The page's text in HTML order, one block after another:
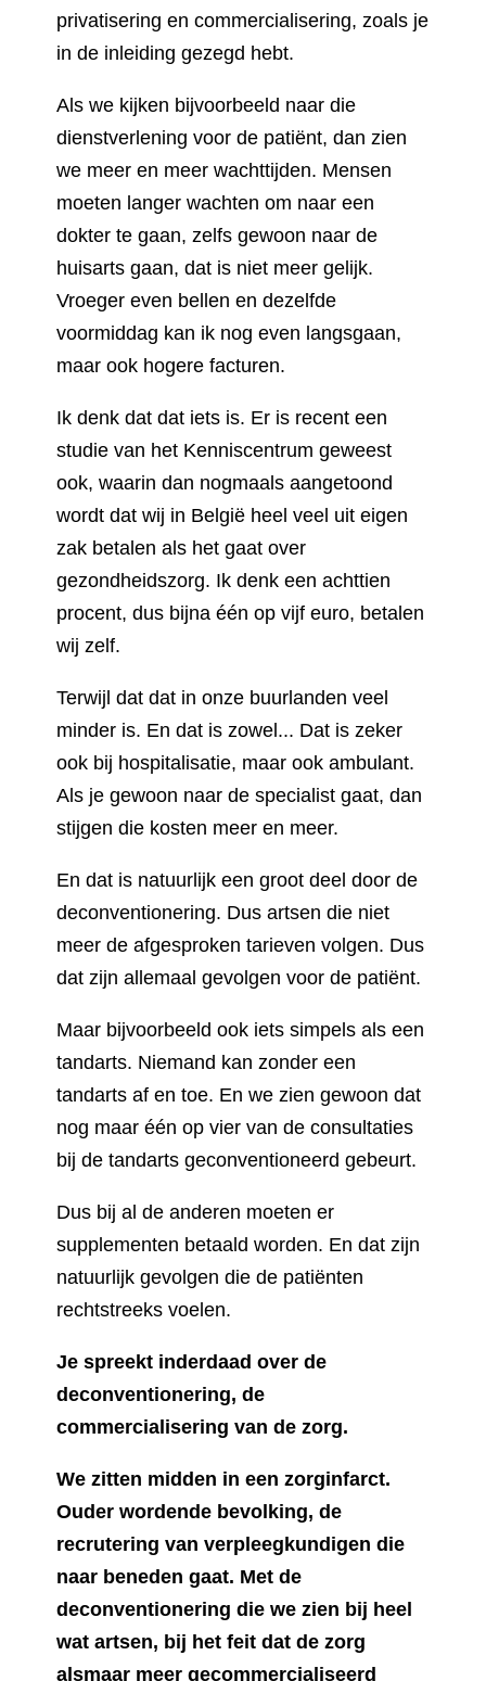
privatisering en commercialisering, zoals je
in de inleiding gezegd hebt.
Als we kijken bijvoorbeeld naar die
dienstverlening voor de patiënt, dan zien
we meer en meer wachttijden. Mensen
moeten langer wachten om naar een
dokter te gaan, zelfs gewoon naar de
huisarts gaan, dat is niet meer gelijk.
Vroeger even bellen en dezelfde
voormiddag kan ik nog even langsgaan,
maar ook hogere facturen.
Ik denk dat dat iets is. Er is recent een
studie van het Kenniscentrum geweest
ook, waarin dan nogmaals aangetoond
wordt dat wij in België heel veel uit eigen
zak betalen als het gaat over
gezondheidszorg. Ik denk een achttien
procent, dus bijna één op vijf euro, betalen
wij zelf.
Terwijl dat dat in onze buurlanden veel
minder is. En dat is zowel... Dat is zeker
ook bij hospitalisatie, maar ook ambulant.
Als je gewoon naar de specialist gaat, dan
stijgen die kosten meer en meer.
En dat is natuurlijk een groot deel door de
deconventionering. Dus artsen die niet
meer de afgesproken tarieven volgen. Dus
dat zijn allemaal gevolgen voor de patiënt.
Maar bijvoorbeeld ook iets simpels als een
tandarts. Niemand kan zonder een
tandarts af en toe. En we zien gewoon dat
nog maar één op vier van de consultaties
bij de tandarts geconventioneerd gebeurt.
Dus bij al de anderen moeten er
supplementen betaald worden. En dat zijn
natuurlijk gevolgen die de patiënten
rechtstreeks voelen.
Je spreekt inderdaad over de
deconventionering, de
commercialisering van de zorg.
We zitten midden in een zorginfarct.
Ouder wordende bevolking, de
recrutering van verpleegkundigen die
naar beneden gaat. Met de
deconventionering die we zien bij heel
wat artsen, bij het feit dat de zorg
alsmaar meer gecommercialiseerd